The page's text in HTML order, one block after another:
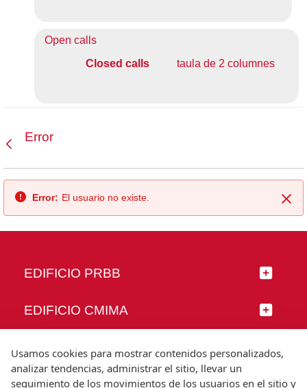
Open calls
Closed calls
taula de 2 columnes
Error
Error: El usuario no existe.
EDIFICIO PRBB
EDIFICIO CMIMA
SÍGUENOS
Usamos cookies para mostrar contenidos personalizados,
analizar tendencias, administrar el sitio, llevar un
seguimiento de los movimientos de los usuarios en el sitio y